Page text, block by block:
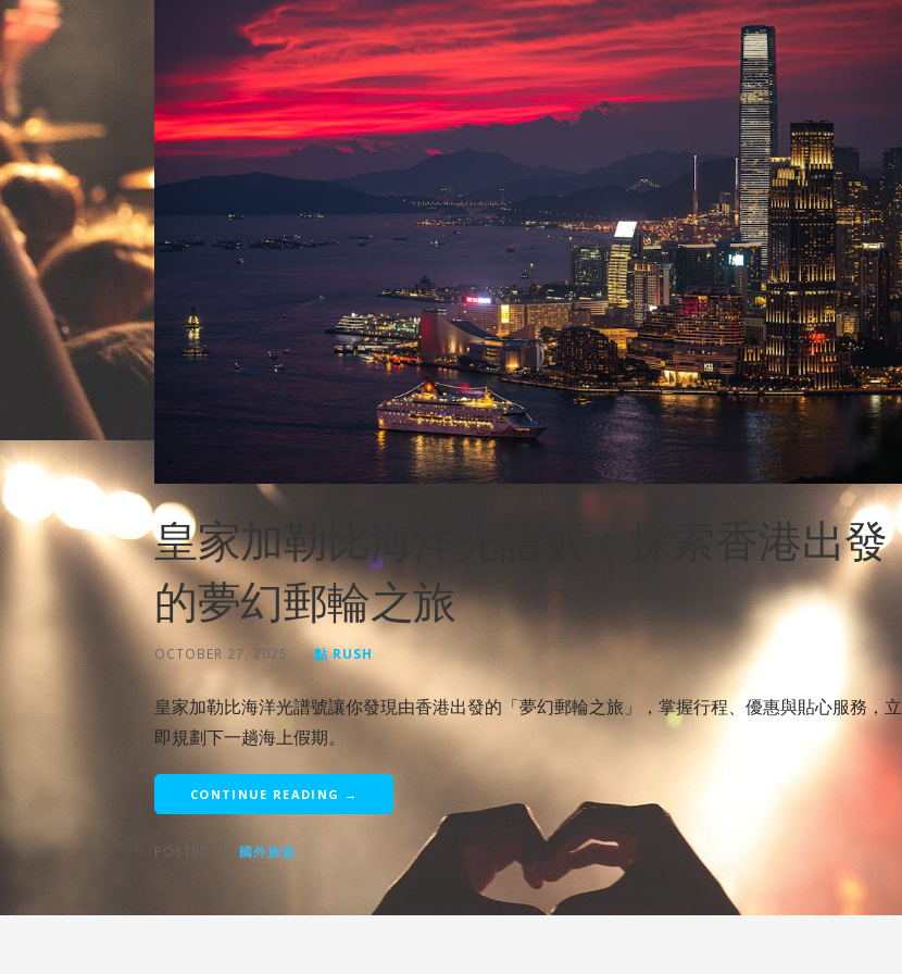
皇家加勒比海洋光譜號：探索香港出發
的夢幻郵輪之旅
OCTOBER 27, 2025 點 RUSH
皇家加勒比海洋光譜號讓你發現由香港出發的「夢幻郵輪之旅」，掌握行程、優惠與貼心服務，立
即規劃下一趟海上假期。
CONTINUE READING →
POSTED IN: 國外旅遊